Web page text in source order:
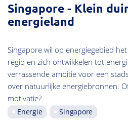
Singapore - Klein
energieland
Singapore wil op energiegebied
regio en zich ontwikkelen tot
verrassende ambitie voor een
over natuurlijke energiebronnen.
motivatie?
Energie Singapore